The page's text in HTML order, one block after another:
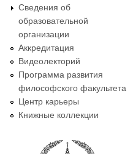
Сведения об
образовательной
организации
Аккредитация
Видеолекторий
Программа развития
философского факультета
Центр карьеры
Книжные коллекции